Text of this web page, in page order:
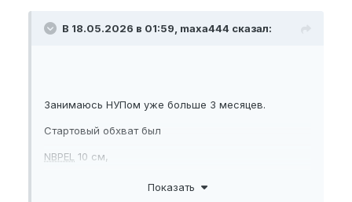
В 18.05.2026 в 01:59, maxa444 сказал:
Занимаюсь НУПом уже больше 3 месяцев.
Стартовый обхват был
NBPEL 10 см,
Показать